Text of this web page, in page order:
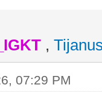
,
07:29 PM